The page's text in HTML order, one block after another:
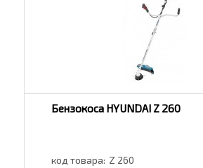
Бензокоса HYUNDAI Z 260
код товара: Z 260